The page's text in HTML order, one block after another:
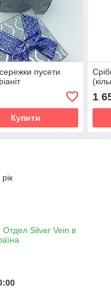
пусети
Купити
1
Silver Vein в